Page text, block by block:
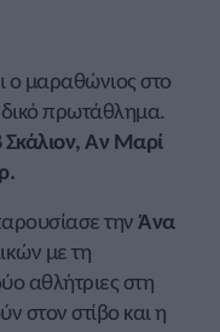
ο μαραθώνιος στο
πρωτάθλημα.
Σκάλιον, Αν Μαρί
τηνΆνα
με τη
αθλήτριες στη
στον στίβο και η